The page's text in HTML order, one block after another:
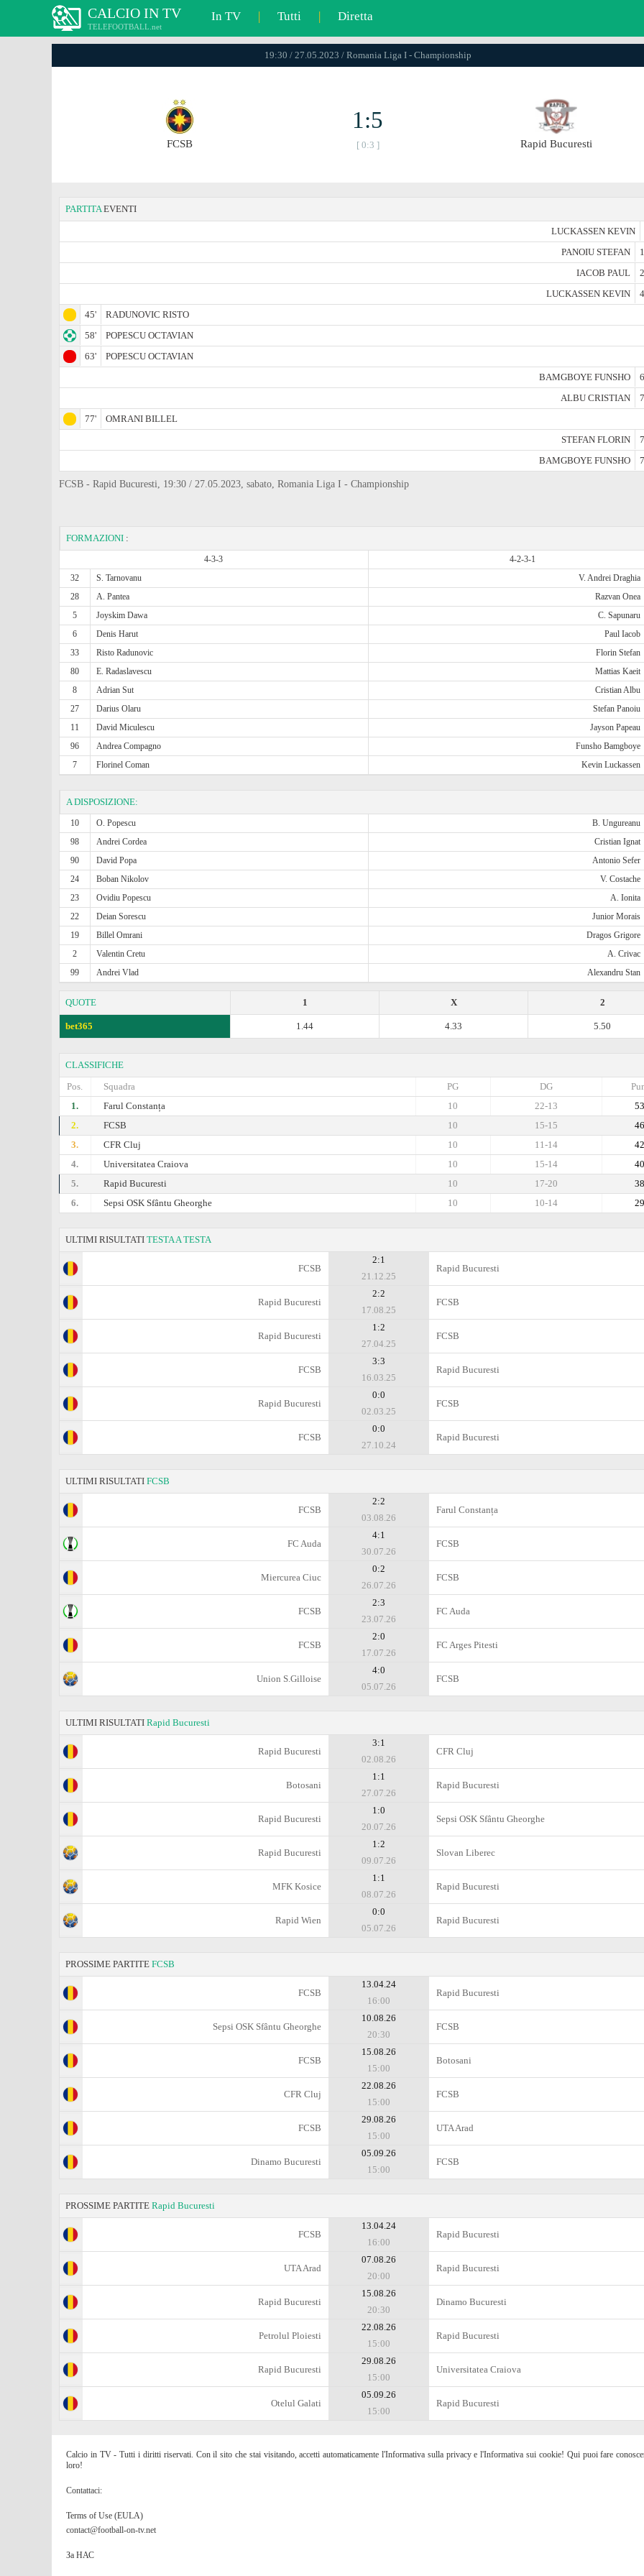
CALCIO IN TV
TELEFOOTBALL.net
In TV | Tutti | Diretta
19:30 / 27.05.2023 / Romania Liga I - Championship
FCSB
1:5
[ 0:3 ] Rapid Bucuresti
PARTITAEVENTI
LUCKASSEN KEVIN
PANOIU STEFAN
IACOB PAUL
LUCKASSEN KEVIN
45'
RADUNOVIC RISTO
58'
POPESCU OCTAVIAN
63'
POPESCU OCTAVIAN
BAMGBOYE FUNSHO
ALBU CRISTIAN
77'
OMRANI BILLEL
STEFAN FLORIN
BAMGBOYE FUNSHO
FCSB - Rapid Bucuresti, 19:30 / 27.05.2023, sabato, Romania Liga I - Championship
FORMAZIONI :
4-3-3
4-2-3-1
32
S. Tarnovanu V. Andrei Draghia
28
A. Pantea Razvan Onea
5
Joyskim Dawa C. Sapunaru
6
Denis Harut Paul Iacob
33
Risto Radunovic Florin Stefan
80
E. Radaslavescu Mattias Kaeit
8
Adrian Sut Cristian Albu
27
Darius Olaru Stefan Panoiu
11
David Miculescu Jayson Papeau
96
Andrea Compagno Funsho Bamgboye
7
Florinel Coman Kevin Luckassen
A DISPOSIZIONE:
10 O. Popescu B. Ungureanu
98
Andrei Cordea Cristian Ignat
90
David Popa Antonio Sefer
24
Boban Nikolov V. Costache
23
Ovidiu Popescu A. Ionita
22
Deian Sorescu Junior Morais
19
Billel Omrani Dragos Grigore
2
Valentin Cretu A. Crivac
99
Andrei Vlad Alexandru Stan
QUOTE 2
X
1
bet365 5.50
4.33
1.44
CLASSIFICHE
Pos.
Squadra DG
PG
1.
Farul Constanța 53
22-13
10
2.
FCSB 46
15-15
10
3.
CFR Cluj 42
11-14
10
4.
Universitatea Craiova 40
15-14
10
5.
Rapid Bucuresti 38
17-20
10
6.
Sepsi OSK Sfântu Gheorghe 29
10-14
10
ULTIMI RISULTATI TESTA A TESTA
FCSB
2:1
21.12.25
Rapid Bucuresti
Rapid Bucuresti
2:2
17.08.25
FCSB
Rapid Bucuresti
1:2
27.04.25
FCSB
FCSB
3:3
16.03.25
Rapid Bucuresti
Rapid Bucuresti
0:0
02.03.25
FCSB
FCSB
0:0
27.10.24
Rapid Bucuresti
ULTIMI RISULTATI FCSB
FCSB
2:2
03.08.26
Farul Constanța
FC Auda
4:1
30.07.26
FCSB
Miercurea Ciuc
0:2
26.07.26
FCSB
FCSB
2:3
23.07.26
FC Auda
FCSB
2:0
17.07.26
FC Arges Pitesti
Union S.Gilloise
4:0
05.07.26
FCSB
ULTIMI RISULTATI Rapid Bucuresti
Rapid Bucuresti
3:1
02.08.26
CFR Cluj
Botosani
1:1
27.07.26
Rapid Bucuresti
Rapid Bucuresti
1:0
20.07.26
Sepsi OSK Sfântu Gheorghe
Rapid Bucuresti
1:2
09.07.26
Slovan Liberec
MFK Kosice
1:1
08.07.26
Rapid Bucuresti
Rapid Wien
0:0
05.07.26
Rapid Bucuresti
PROSSIME PARTITE FCSB
FCSB
13.04.24
16:00
Rapid Bucuresti
Sepsi OSK Sfântu Gheorghe
10.08.26
20:30
FCSB
FCSB
15.08.26
15:00
Botosani
CFR Cluj
22.08.26
15:00
FCSB
FCSB
29.08.26
15:00
UTA Arad
Dinamo Bucuresti
05.09.26
15:00
FCSB
PROSSIME PARTITE Rapid Bucuresti
FCSB
13.04.24
16:00
Rapid Bucuresti
UTA Arad
07.08.26
20:00
Rapid Bucuresti
Rapid Bucuresti
15.08.26
20:30
Dinamo Bucuresti
Petrolul Ploiesti
22.08.26
15:00
Rapid Bucuresti
Rapid Bucuresti
29.08.26
15:00
Universitatea Craiova
Otelul Galati
05.09.26
15:00
Rapid Bucuresti
Calcio in TV - Tutti i diritti riservati. Con il sito che stai visitando, accetti automaticamente l'Informativa sulla privacy e l'Informativa sui cookie! Qui puoi fare
loro!
Contattaci:
Terms of Use (EULA)
contact@football-on-tv.net
За НАС